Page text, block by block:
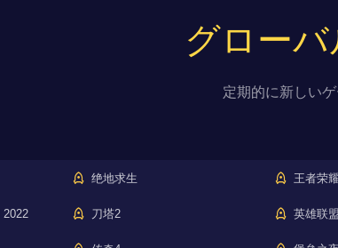
グロー
定期的に新しい
绝地求生 王者荣耀
2022 刀塔2 英雄联盟